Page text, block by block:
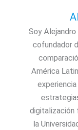
Soy
cofundador
América
digitalización
la